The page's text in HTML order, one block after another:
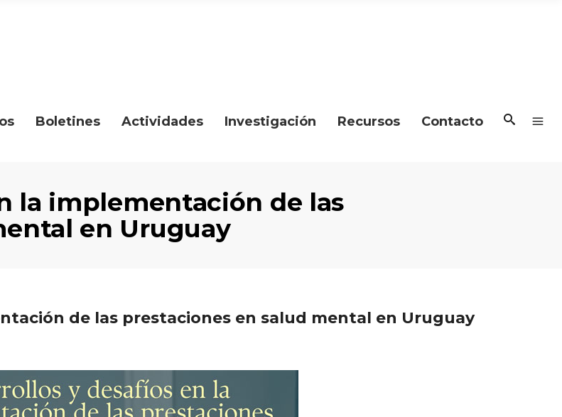
Boletines Actividades Investigación Recursos Contacto
la implementación de las
en Uruguay
de las prestaciones en salud mental en Uruguay